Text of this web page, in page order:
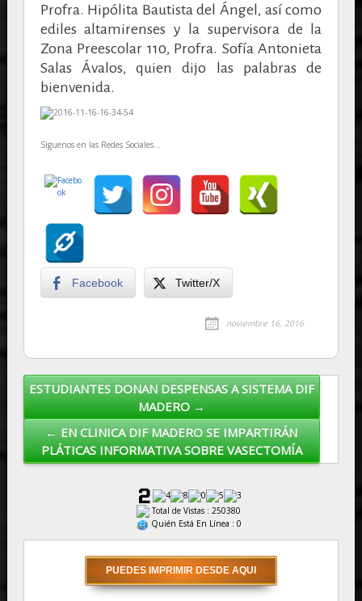
Profra. Hipólita Bautista del Ángel, así como
ediles altamirenses y la supervisora de la
Zona Preescolar 110, Profra. Sofía Antonieta
Salas Ávalos, quien dijo las palabras de
bienvenida.
Siguenos en las Redes Sociales...
Facebook Twitter/X
noviembre 16, 2016
Post navigation
ESTUDIANTES DONAN DESPENSAS A SISTEMA DIF
MADERO →
← EN CLINICA DIF MADERO SE IMPARTIRÁN
PLÁTICAS INFORMATIVA SOBRE VASECTOMÍA
Total de Vistas : 250380
Quién Está En Línea : 0